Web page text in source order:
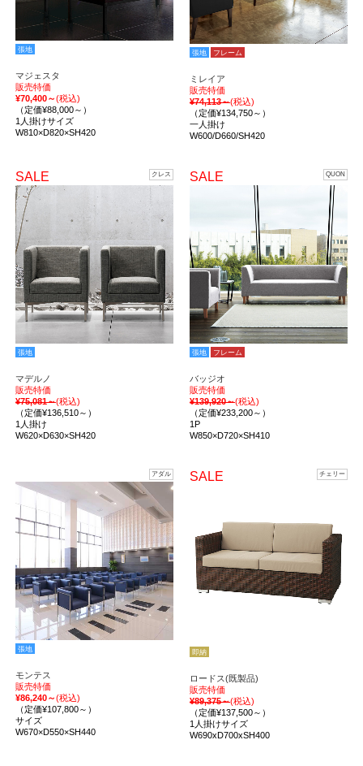
張地
マジェスタ
販売特価
¥70,400～(税込)
（定価¥88,000～）
1人掛けサイズ
W810×D820×SH420
張地 フレーム
ミレイア
販売特価
¥74,113～(税込)
（定価¥134,750～）
一人掛け
W600/D660/SH420
SALE クレス
張地
マデルノ
販売特価
¥75,081～(税込)
（定価¥136,510～）
1人掛け
W620×D630×SH420
SALE QUON
張地 フレーム
バッジオ
販売特価
¥139,920～(税込)
（定価¥233,200～）
1P
W850×D720×SH410
アダル
張地
モンテス
販売特価
¥86,240～(税込)
（定価¥107,800～）
サイズ
W670×D550×SH440
SALE チェリー
即納
ロードス(既製品)
販売特価
¥89,375～(税込)
（定価¥137,500～）
1人掛けサイズ
W690xD700xSH400